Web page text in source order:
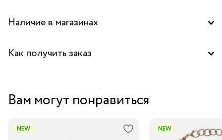
Наличие в магазинах
Бутик "La Nature" в ТРК "Красный кит", Мытищи
Как получить заказ
Курьером за 1-2 дня
В пункт выдачи заказов Boxberry
Вам могут понравиться
NEW NEW